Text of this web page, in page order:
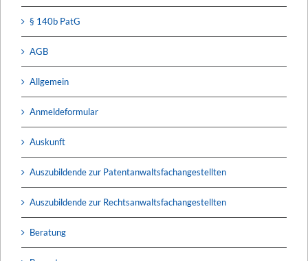
§ 140b PatG
AGB
Allgemein
Anmeldeformular
Auskunft
Auszubildende zur Patentanwaltsfachangestellten
Auszubildende zur Rechtsanwaltsfachangestellten
Beratung